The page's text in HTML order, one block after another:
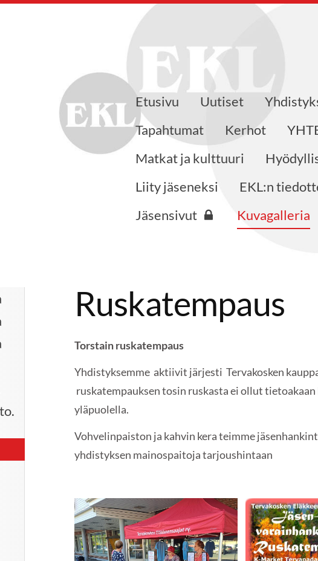
Eläkkeensaajat ry
Etusivu Uutiset
Tapahtumat
Kerhot
Matkat ja kulttuuri
Liity jäseneksi
EKL:n
Jäsensivut
Kuvagalleria
Ruskatempaus
Torstain ruskatempaus
Yhdistyksemme aktiivit järjesti Tervakosken
ruskatempauksen tosin ruskasta ei ollut
yläpuolella.
Vohvelinpaiston ja kahvin kera teimme
yhdistyksen mainospaitoja tarjoushintaan